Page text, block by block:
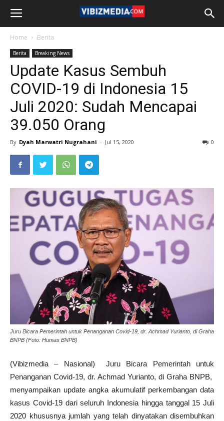
Home Berita
Berita Breaking News
Update Kasus Sembuh
COVID-19 di Indonesia 15
Juli 2020: Sudah Mencapai
39.050 Orang
By Dyah Marwatri Nugrahani - Jul 15, 2020 0
Juru Bicara Pemerintah untuk Penanganan Covid-19, dr. Achmad Yurianto, di Graha
BNPB (Foto: Humas BNPB)
(Vibizmedia – Nasional)
Juru Bicara Pemerintah untuk
Penanganan Covid-19, dr. Achmad Yurianto, di Graha BNPB,
menyampaikan update angka akumulatif perkembangan data
kasus Covid-19 dari seluruh Indonesia hingga tanggal 15 Juli
2020 khususnya jumlah yang telah dinyatakan disembuhkan